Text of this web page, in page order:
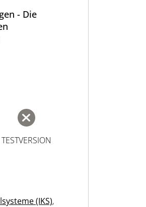
- Die
TESTVERSION
(IKS),